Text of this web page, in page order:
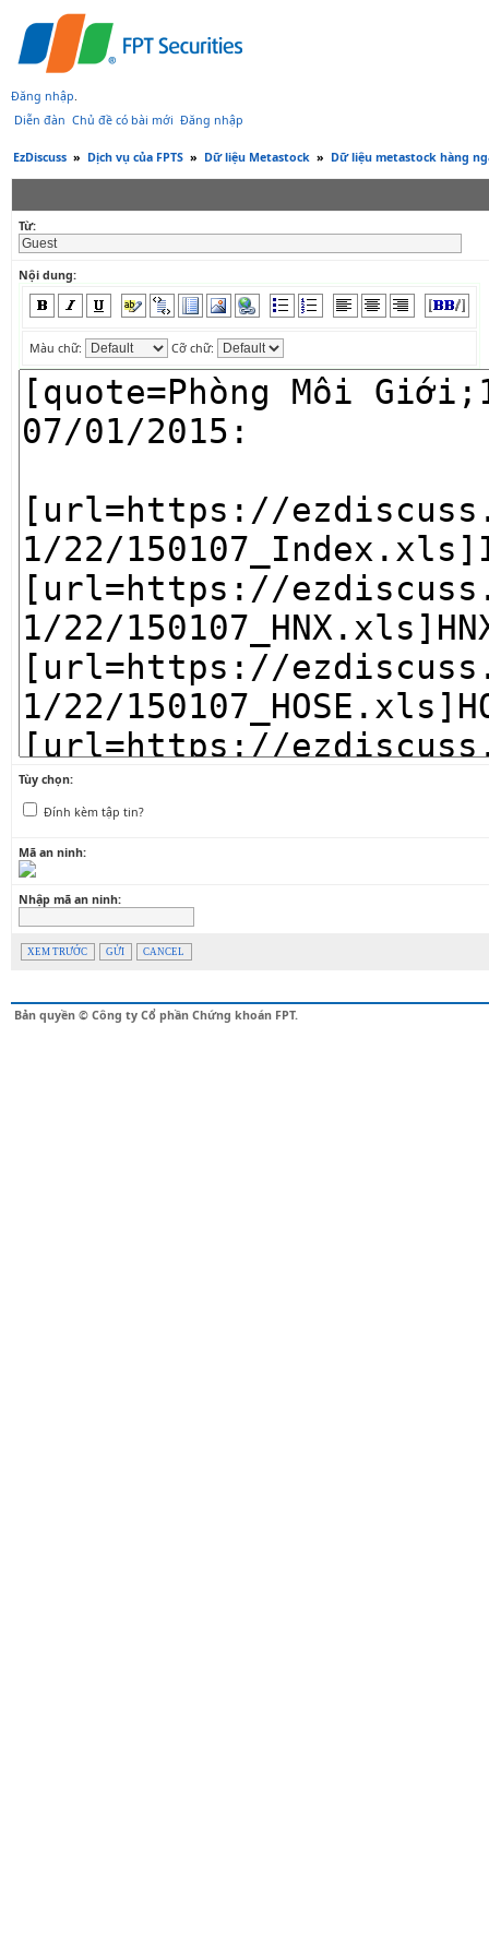
Đăng nhập.
Diễn đàn Chủ đề có bài mới Đăng nhập
EzDiscuss » Dịch vụ của FPTS » Dữ liệu Metastock » Dữ liệu metastock hàng
Từ:
Nội dung:
Màu chữ: Cỡ chữ:
Tùy chọn:
Đính kèm tập tin?
Mã an ninh:
Nhập mã an ninh:
XEM TRƯỚC GỬI CANCEL
Bản quyền © Công ty Cổ phần Chứng khoán FPT.